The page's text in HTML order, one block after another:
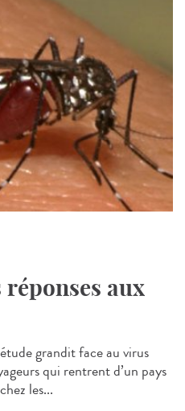
aux
grandit face au virus
qui rentrent d’un pays
les...